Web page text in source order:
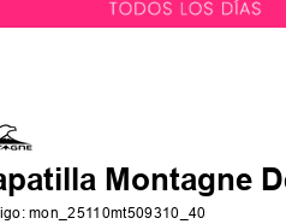
Montagne
:mon_25110mt509310_40